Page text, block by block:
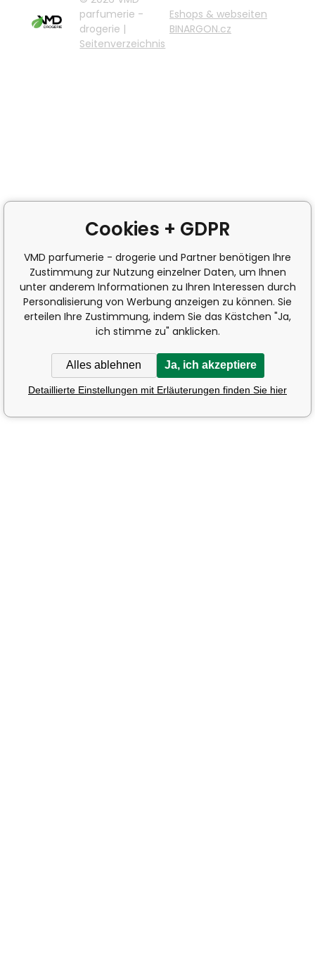
parfumerie -
drogerie |
Seitenverzeichnis
Eshops & webseiten
BINARGON.cz
Cookies + GDPR
VMD parfumerie - drogerie und Partner benötigen Ihre
Zustimmung zur Nutzung einzelner Daten, um Ihnen
unter anderem Informationen zu Ihren Interessen durch
Personalisierung von Werbung anzeigen zu können. Sie
erteilen Ihre Zustimmung, indem Sie das Kästchen "Ja,
ich stimme zu" anklicken.
Alles ablehnen Ja, ich akzeptiere
Detaillierte Einstellungen mit Erläuterungen finden Sie hier